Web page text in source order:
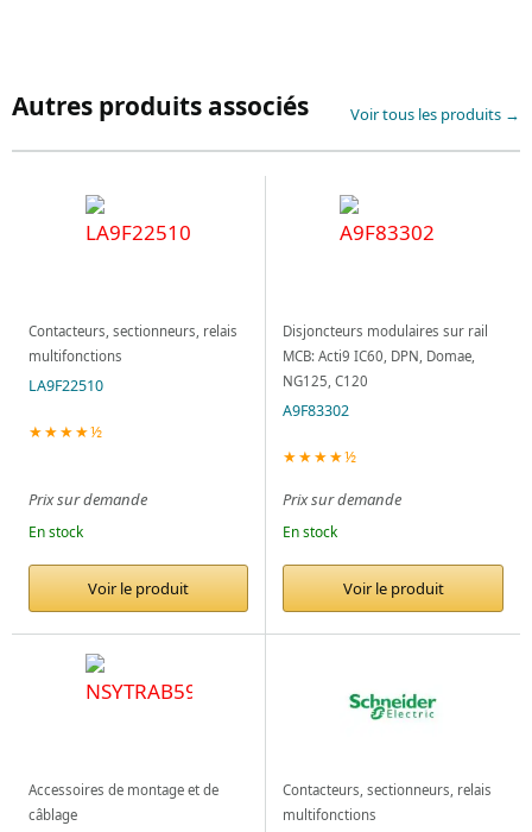
Autres produits associés Voir tous les produits →
Contacteurs, sectionneurs, relais
multifonctions
LA9F22510
★★★★½
Prix sur demande
En stock
Voir le produit
Disjoncteurs modulaires sur rail
MCB: Acti9 IC60, DPN, Domae,
NG125, C120
A9F83302
★★★★½
Prix sur demande
En stock
Voir le produit
Accessoires de montage et de
câblage
Contacteurs, sectionneurs, relais
multifonctions